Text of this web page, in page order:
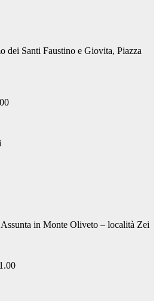
dei Santi Faustino e Giovita, Piazza
in Monte Oliveto – località Zei